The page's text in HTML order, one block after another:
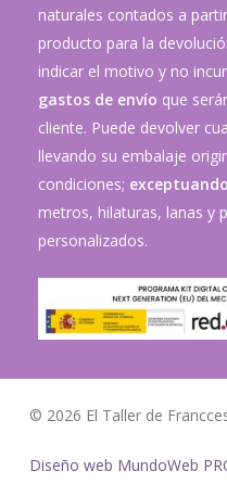
naturales contados a
producto para la
indicar el motivo y no
gastos de envío que
cliente. Puede devolver
llevando su embalaje
condiciones; exceptuando
metros, hilaturas, lanas y
personalizados.
© 2026 El Taller de
Diseño web MundoWeb